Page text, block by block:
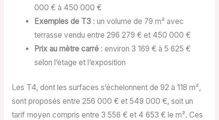
000 € à 450 000 €
Exemples de T3 : un volume de 79 m² avec
terrasse vendu entre 296 279 € et 450 000 €
Prix au mètre carré : environ 3 169 € à 5 625 €
selon l’étage et l’exposition
Les T4, dont les surfaces s’échelonnent de 92 à 118 m²,
sont proposés entre 256 000 € et 549 000 €, soit un
tarif moyen compris entre 3 556 € et 4 653 € le m². Ces